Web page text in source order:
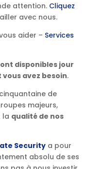
attention. Cliquez
avec nous.
aider – Services
disponibles jour
avez besoin.
de
majeurs,
la qualité de nos
Securitya pour
absolu de ses